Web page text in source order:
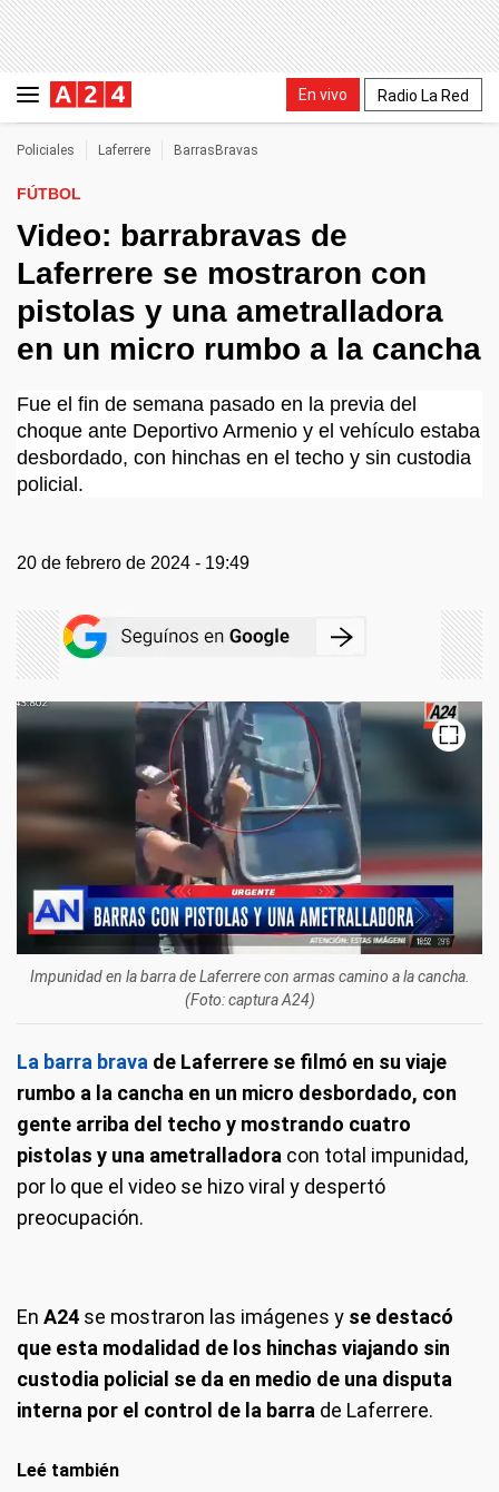
En vivo Radio La Red
Policiales Laferrere BarrasBravas
FÚTBOL
Video: barrabravas de
Laferrere se mostraron con
pistolas y una ametralladora
en un micro rumbo a la cancha
Fue el fin de semana pasado en la previa del
choque ante Deportivo Armenio y el vehículo estaba
desbordado, con hinchas en el techo y sin custodia
policial.
20 de febrero de 2024 - 19:49
Impunidad en la barra de Laferrere con armas camino a la cancha.
(Foto: captura A24)
La barra brava de Laferrere se filmó en su viaje
rumbo a la cancha en un micro desbordado, con
gente arriba del techo y mostrando cuatro
pistolas y una ametralladora con total impunidad,
por lo que el video se hizo viral y despertó
preocupación.
En A24 se mostraron las imágenes y se destacó
que esta modalidad de los hinchas viajando sin
custodia policial se da en medio de una disputa
interna por el control de la barra de Laferrere.
Leé también